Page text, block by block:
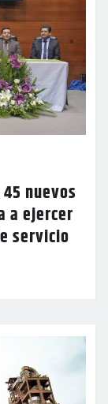
nuevos
a ejercer
servicio